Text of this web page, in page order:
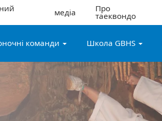
медіа Про
таеквондо
команди Школа GBHS